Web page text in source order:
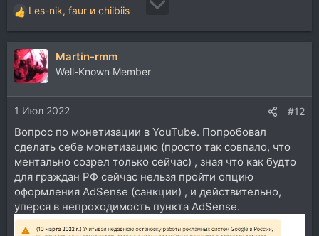
Р
е
а
к
ц
и
и
:
Les-nik, faur и chiibiis
Martin-rmm
Well-Known Member
1 Июл 2022 #12
Вопрос по монетизации в YouTube. Попробовал
сделать себе монетизацию (просто так совпало, что
ментально созрел только сейчас) , зная что как будто
для граждан РФ сейчас нельзя пройти опцию
оформления AdSense (санкции) , и действительно,
уперся в непроходимость пункта AdSense.